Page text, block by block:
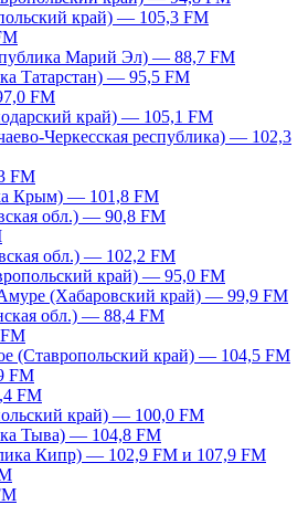
край) — 105,3 FM
Марий Эл) — 88,7 FM
Татарстан) — 95,5 FM
FM
край) — 105,1 FM
Черкесская республика) — 102,3
FM
Крым) — 101,8 FM
обл.) — 90,8 FM
обл.) — 102,2 FM
край) — 95,0 FM
(Хабаровский край) — 99,9 FM
обл.) — 88,4 FM
(Ставропольский край) — 104,5 FM
FM
FM
край) — 100,0 FM
Тыва) — 104,8 FM
Кипр) — 102,9 FM и 107,9 FM